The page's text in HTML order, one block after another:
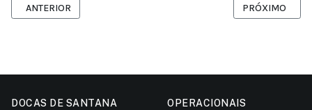
ARTIGO ANTERIOR: MOVIMENTAÇÃO DE CARGAS NO PORTO DE
ANTERIOR PRÓXIMO
PRÓXIMO
DOCAS DE SANTANA OPERACIONAIS